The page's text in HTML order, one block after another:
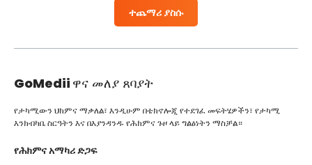
ተጨማሪ ያስሱ
GoMedii ዋና መለያ ጸባያት
የታካሚውን ህክምና ማቃለል፣ እንዲሁም በቴክኖሎጂ የተደገፈ መፍትሄዎችን፣ የታካሚ
እንክብካቤ ስርዓትን እና በእያንዳንዱ የሕክምና ጉዞ ላይ ግልፅነትን ማስቻል።
የሕክምና አማካሪ ድጋፍ